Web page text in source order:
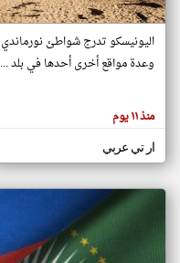
هنا عن
وجهة
كاتبيها.
اليونيسكو تدرج شواطئ نورماندي
وعدة مواقع أخرى أحدها في بلد ...
منذ ١١ يوم
ار تي عربي